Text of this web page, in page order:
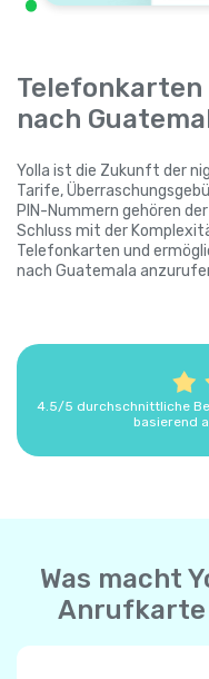
Telefonkarten
nach
Yolla ist die Zukunft der
Tarife,
PIN-Nummern gehören
Schluss mit der
Telefonkarten und
nach Guatemala
4.5/5 durchschnittliche
basierend
Was macht
Anrufkarte